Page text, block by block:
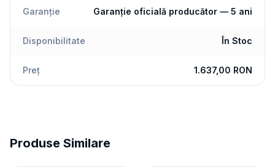
Garanție Garanție oficială producător — 5 ani
Disponibilitate În Stoc
Preț 1.637,00 RON
Produse Similare